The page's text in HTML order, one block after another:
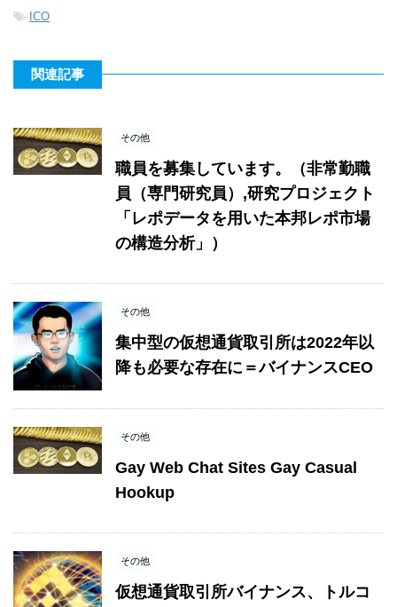
- ICO
関連記事
その他
職員を募集しています。（非常勤職
員（専門研究員）,研究プロジェクト
「レポデータを用いた本邦レポ市場
の構造分析」）
その他
集中型の仮想通貨取引所は2022年以
降も必要な存在に＝バイナンスCEO
その他
Gay Web Chat Sites Gay Casual
Hookup
その他
仮想通貨取引所バイナンス、トルコ